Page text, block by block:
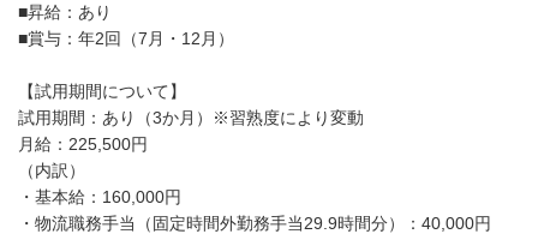
■昇給：あり
■賞与：年2回（7月・12月）
【試用期間について】
試用期間：あり（3か月）※習熟度により変動
月給：225,500円
（内訳）
・基本給：160,000円
・物流職務手当（固定時間外勤務手当29.9時間分）：40,000円